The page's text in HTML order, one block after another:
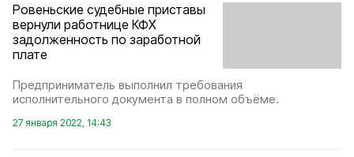
Ровеньские судебные приставы
вернули работнице КФХ
задолженность по заработной
плате
Предприниматель выполнил требования
исполнительного документа в полном объёме.
27 января 2022, 14:43